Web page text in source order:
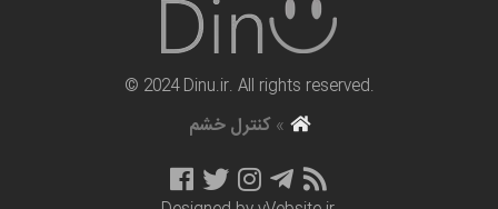
© 2024 Dinu.ir. All rights reserved.
»کنترل خشم